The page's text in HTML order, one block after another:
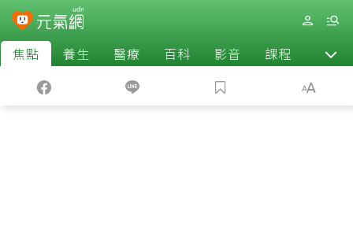
焦點 養生 醫療 百科 影音 課程 退休